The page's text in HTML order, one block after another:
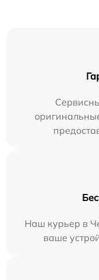
Наш курьер в
ваше